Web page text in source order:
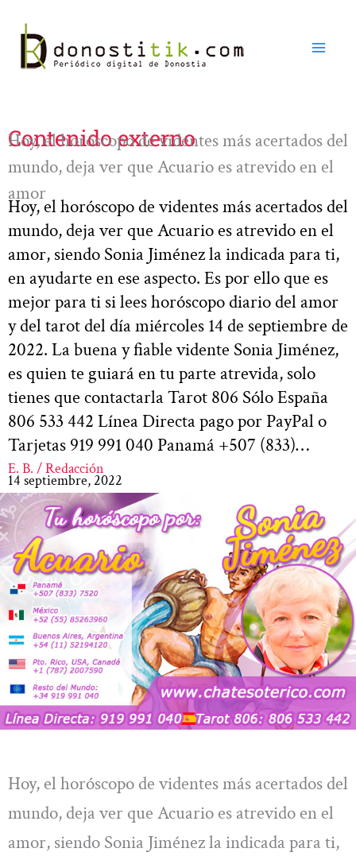
contenido
Contenido externo
Hoy, el horóscopo de videntes más acertados del
mundo, deja ver que Acuario es atrevido en el
amor
Hoy, el horóscopo de videntes más acertados del
mundo, deja ver que Acuario es atrevido en el
amor, siendo Sonia Jiménez la indicada para ti,
en ayudarte en ese aspecto. Es por ello que es
mejor para ti si lees horóscopo diario del amor
y del tarot del día miércoles 14 de septiembre de
2022. La buena y fiable vidente Sonia Jiménez,
es quien te guiará en tu parte atrevida, solo
tienes que contactarla Tarot 806 Sólo España
806 533 442 Línea Directa pago por PayPal o
Tarjetas 919 991 040 Panamá +507 (833)…
E. B. / Redacción
14 septiembre, 2022
Hoy, el horóscopo de videntes más acertados del
mundo, deja ver que Acuario es atrevido en el
amor, siendo Sonia Jiménez la indicada para ti,